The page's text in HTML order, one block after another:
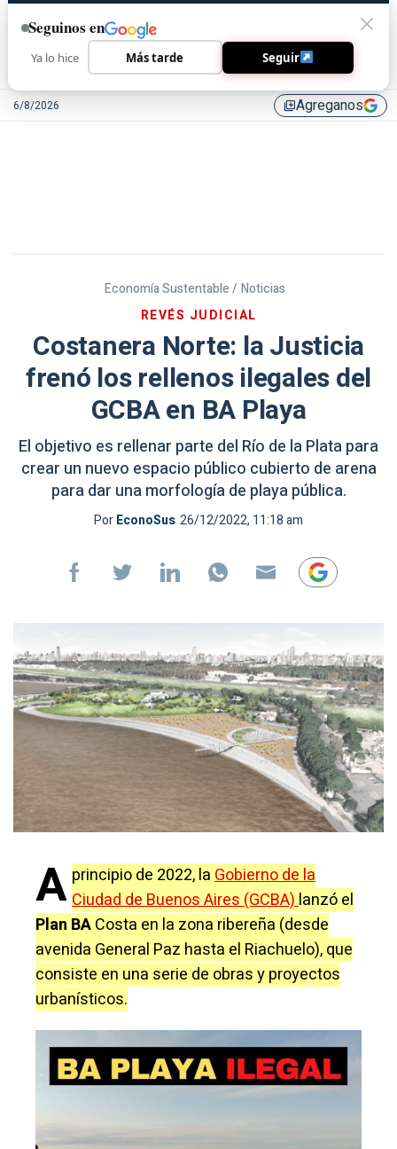
6/8/2026 library_addAgreganos
Economía Sustentable / Noticias
REVÉS JUDICIAL
Costanera Norte: la Justicia
frenó los rellenos ilegales del
GCBA en BA Playa
El objetivo es rellenar parte del Río de la Plata para
crear un nuevo espacio público cubierto de arena
para dar una morfología de playa pública.
PorEconoSus 26/12/2022, 11:18 am
A principio de 2022, laGobierno de la
Ciudad de Buenos Aires (GCBA)lanzó el
Plan BACosta en la zona ribereña (desde
avenida General Paz hasta el Riachuelo), que
consiste en una serie de obras y proyectos
urbanísticos.
Seguinos en
Ya lo hice Más tarde Seguir